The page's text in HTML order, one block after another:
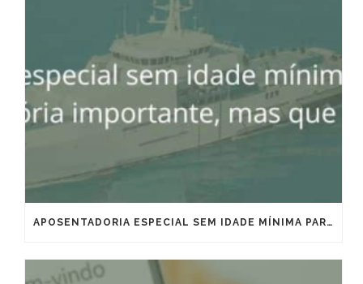
APOSENTADORIA ESPECIAL SEM IDADE MÍNIMA PARA MARÍTIMOS E OFFSHORE: VITÓRIA IMPORTANTE, MAS QUE EXIGE ESTRATÉGIA